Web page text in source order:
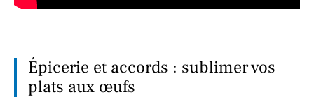
Épicerie et accords : sublimer vos
plats aux œufs